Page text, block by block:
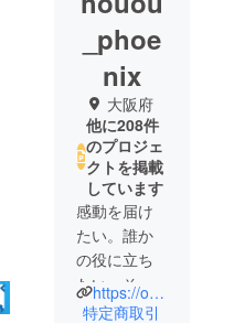
_phoe
nix
大阪府
他に208件
のプロジェ
クトを掲載
しています
感動を届け
たい。誰か
の役に立ち
たい。そし
て、心から
https://our-product.com/fm/31566/zbfGwgws
特定商取引